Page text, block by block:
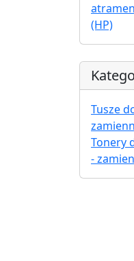
(HP)
Tusze
Tonery
-